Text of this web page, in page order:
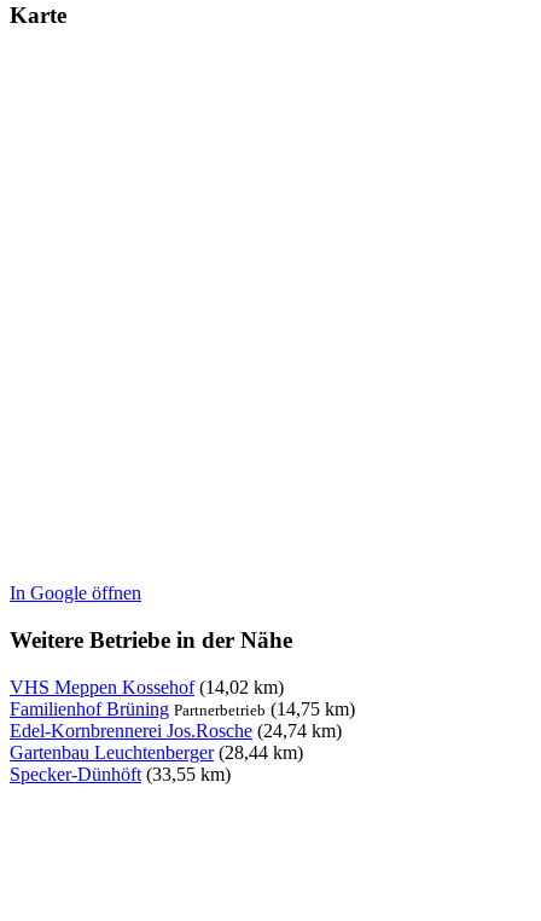
Karte
In Google öffnen
Weitere Betriebe in der Nähe
VHS Meppen Kossehof(14,02 km)
Familienhof Brüning Partnerbetrieb (14,75 km)
Edel-Kornbrennerei Jos.Rosche (24,74 km)
Gartenbau Leuchtenberger(28,44 km)
Specker-Dünhöft (33,55 km)